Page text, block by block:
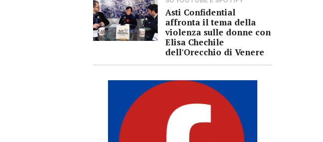
Asti Confidential
affronta il tema della
violenza sulle donne con
Elisa Chechile
dell'Orecchio di Venere